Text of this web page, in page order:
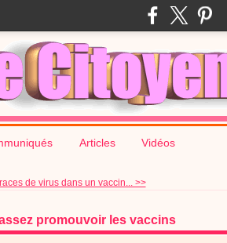
Articles Vidéos
de virus dans un vaccin... >>
promouvoir les vaccins